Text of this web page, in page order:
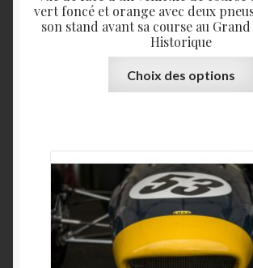
vert foncé et orange avec deux
son stand avant sa course au
Historique
Choix des options